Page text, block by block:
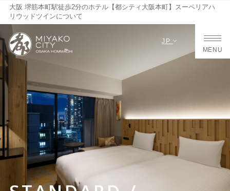
大阪 堺筋本町駅徒歩2分のホテル【都シティ大阪本町】スーペリアハ
リウッドツインについて
JP
MENU